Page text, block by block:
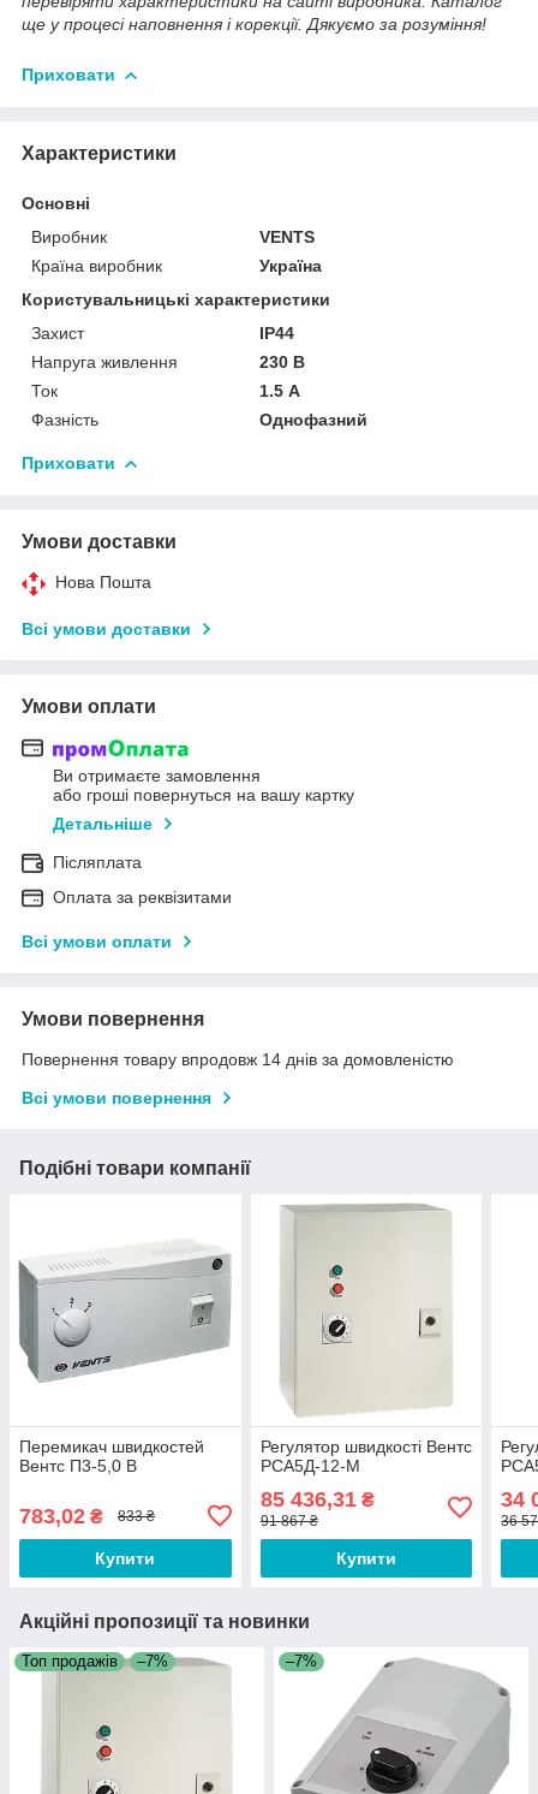
ще у процесі наповнення і корекції. Дякуємо за розуміння!
Приховати
Характеристики
Основні
Виробник
VENTS
Країна виробник
Україна
Користувальницькі характеристики
Захист
IP44
Напруга живлення
230 В
Ток
1.5 А
Фазність
Однофазний
Приховати
Умови доставки
Нова Пошта
Всі умови доставки
Умови оплати
Ви отримаєте замовлення
або гроші повернуться на вашу картку
Детальніше
Післяплата
Оплата за реквізитами
Всі умови оплати
Умови повернення
Повернення товару впродовж 14 днів за домовленістю
Всі умови повернення
Подібні товари компанії
Перемикач швидкостей
Вентс П3-5,0 В
783,02 ₴ 833 ₴
Купити
Регулятор швидкості Вентс
РСА5Д-12-М
85 436,31₴
91 867 ₴
Купити
34
36
Акційні пропозиції та новинки
Топ продажів –7% –7%